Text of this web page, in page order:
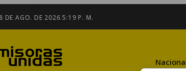
DE AGO. DE 2026 5:19 P. M.